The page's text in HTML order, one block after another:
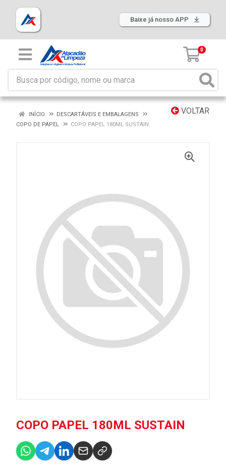
Baixe já nosso APP
0
VOLTAR
INÍCIO
DESCARTÁVEIS E EMBALAGENS
COPO DE PAPEL
COPO PAPEL 180ML SUSTAIN
COPO PAPEL 180ML SUSTAIN